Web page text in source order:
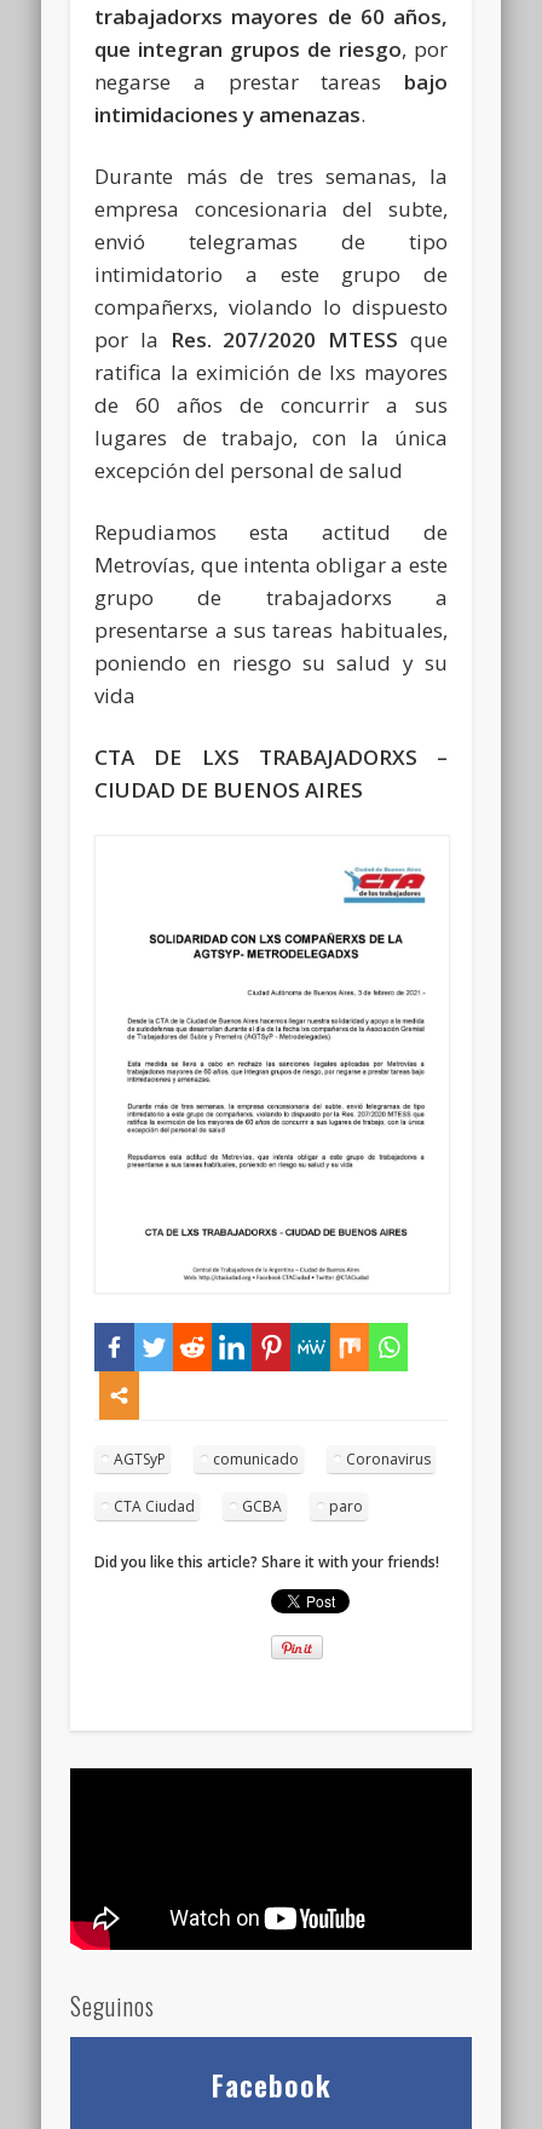
trabajadorxs mayores de 60 años,
que integran grupos de riesgo, por
negarse a prestar tareas bajo
intimidaciones y amenazas.
Durante más de tres semanas, la
empresa concesionaria del subte,
envió telegramas de tipo
intimidatorio a este grupo de
compañerxs, violando lo dispuesto
por la
Res. 207/2020 MTESS que
ratifica la eximición de lxs mayores
de 60 años de concurrir a sus
lugares de trabajo, con la única
excepción del personal de salud
Repudiamos esta actitud de
Metrovías, que intenta obligar a este
grupo de trabajadorxs a
presentarse a sus tareas habituales,
poniendo en riesgo su salud y su
vida
CTA DE LXS TRABAJADORXS –
CIUDAD DE BUENOS AIRES
AGTSyP comunicado Coronavirus
CTA Ciudad GCBA paro
Did you like this article? Share it with your friends!
Seguinos
Facebook